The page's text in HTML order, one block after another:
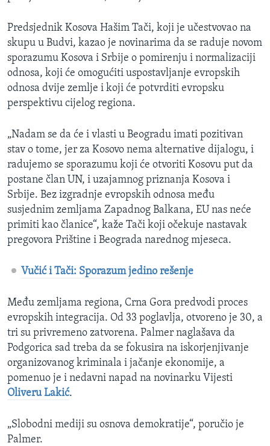
Predsjednik Kosova Hašim Tači, koji je učestvovao na
skupu u Budvi, kazao je novinarima da se raduje novom
sporazumu Kosova i Srbije o pomirenju i normalizaciji
odnosa, koji će omogućiti uspostavljanje evropskih
odnosa dvije zemlje i koji će potvrditi evropsku
perspektivu cijelog regiona.
„Nadam se da će i vlasti u Beogradu imati pozitivan
stav o tome, jer za Kosovo nema alternative dijalogu, i
radujemo se sporazumu koji će otvoriti Kosovu put da
postane član UN, i uzajamnog priznanja Kosova i
Srbije. Bez izgradnje evropskih odnosa među
susjednim zemljama Zapadnog Balkana, EU nas neće
primiti kao članice“, kaže Tači koji očekuje nastavak
pregovora Prištine i Beograda narednog mjeseca.
Vučić i Tači: Sporazum jedino rešenje
Među zemljama regiona, Crna Gora predvodi proces
evropskih integracija. Od 33 poglavlja, otvoreno je 30, a
tri su privremeno zatvorena. Palmer naglašava da
Podgorica sad treba da se fokusira na iskorjenjivanje
organizovanog kriminala i jačanje ekonomije, a
pomenuo je i nedavni napad na novinarku Vijesti
Oliveru Lakić.
„Slobodni mediji su osnova demokratije“, poručio je
Palmer.